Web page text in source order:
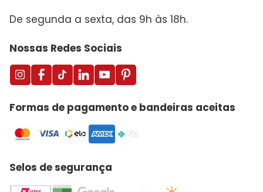
De segunda a sexta, das 9h às 18h.
Nossas Redes Sociais
Formas de pagamento e bandeiras aceitas
Selos de segurança